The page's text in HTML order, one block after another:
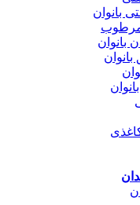
بانوان
بانوان